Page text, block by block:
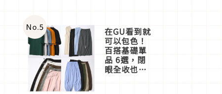
No.5 在GU看到就
可以包色！
百搭基礎單
品 6選，閉
眼全收也不